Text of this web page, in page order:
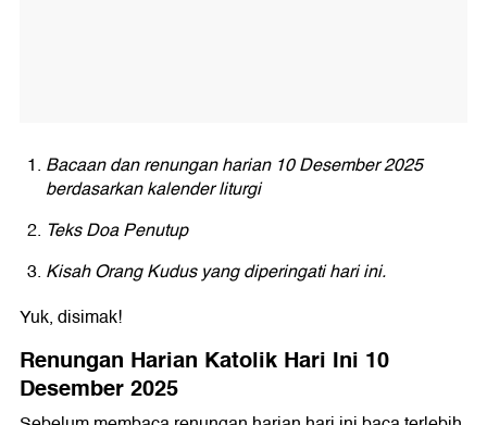
Bacaan dan renungan harian 10 Desember 2025
berdasarkan kalender liturgi
Teks Doa Penutup
Kisah Orang Kudus yang diperingati hari ini.
Yuk, disimak!
Renungan Harian Katolik Hari Ini 10
Desember 2025